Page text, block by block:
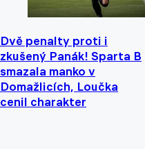
Dvě penalty proti i
zkušený Panák! Sparta B
smazala manko v
Domažlicích, Loučka
cenil charakter